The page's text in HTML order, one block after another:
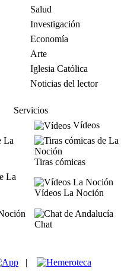
Salud
Investigación
Economía
Arte
Iglesia Católica
Noticias del lector
Servicios
Vídeos
Tiras cómicas
Vídeos La Noción
Chat
|